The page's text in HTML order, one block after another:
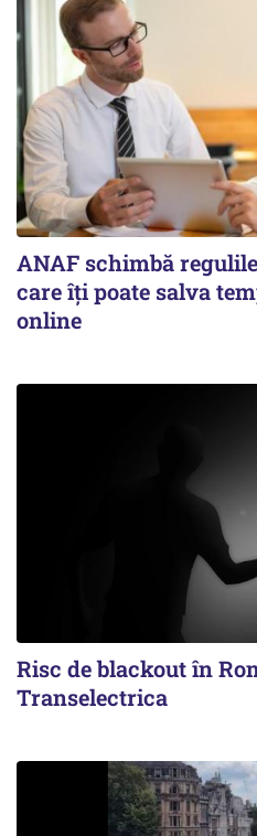
ANAF schimbă
care îți poate salva
online
Risc de blackout în
Transelectrica